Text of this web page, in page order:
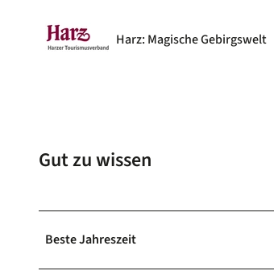
Harz: Magische Gebirgswelt
Gut zu wissen
Beste Jahreszeit